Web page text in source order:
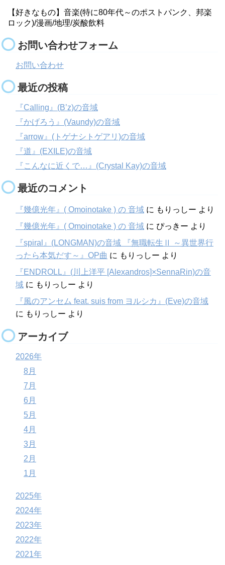
【好きなもの】音楽(特に80年代～のポストパンク、邦楽
ロック)/漫画/地理/炭酸飲料
お問い合わせフォーム
お問い合わせ
最近の投稿
『Calling』(B’z)の音域
『かげろう』(Vaundy)の音域
『arrow』(トゲナシトゲアリ)の音域
『道』(EXILE)の音域
『こんなに近くで…』(Crystal Kay)の音域
最近のコメント
『幾億光年』( Omoinotake ) の 音域 に もりっしー より
『幾億光年』( Omoinotake ) の 音域 に ぴっきー より
『spiral』(LONGMAN)の音域 『無職転生Ⅱ ～異世界行
ったら本気だす～』OP曲 に もりっしー より
『ENDROLL』(川上洋平 [Alexandros]×SennaRin)の音
域 に もりっしー より
『風のアンセム feat. suis from ヨルシカ』(Eve)の音域
に もりっしー より
アーカイブ
2026年
8月
7月
6月
5月
4月
3月
2月
1月
2025年
2024年
2023年
2022年
2021年